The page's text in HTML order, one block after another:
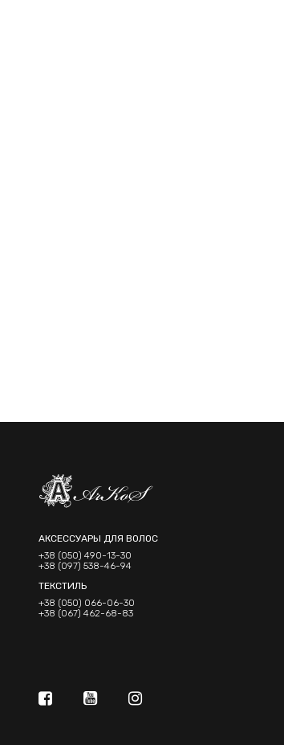
АКСЕССУАРЫ ДЛЯ ВОЛОС
+38 (050) 490-13-30
+38 (097) 538-46-94
ТЕКСТИЛЬ
+38 (050) 066-06-30
+38 (067) 462-68-83